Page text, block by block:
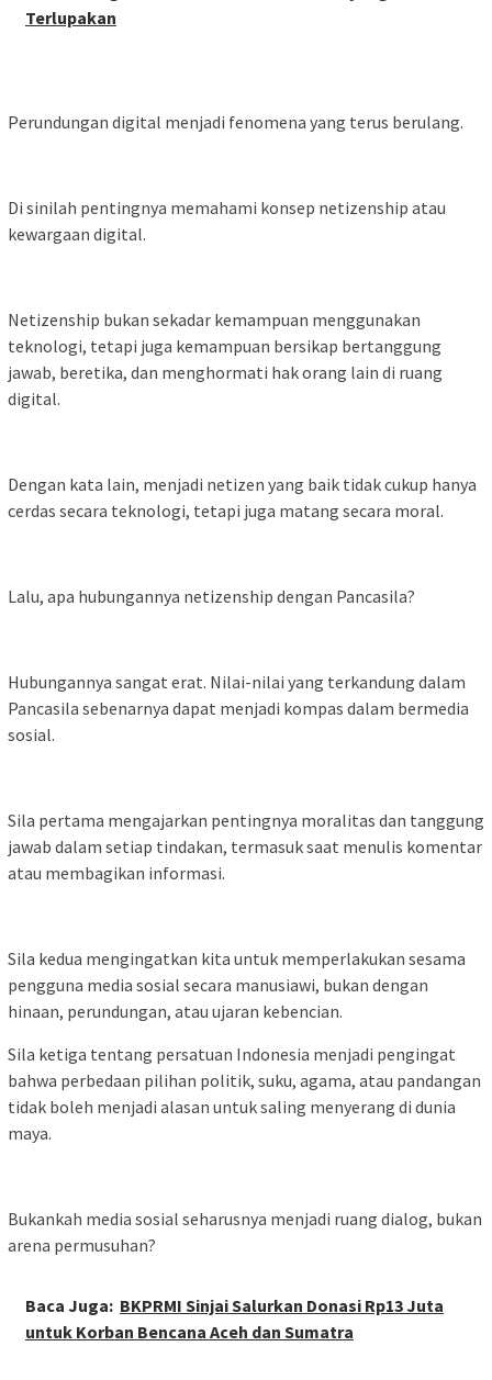
Terlupakan
Perundungan digital menjadi fenomena yang terus berulang.
Di sinilah pentingnya memahami konsep netizenship atau
kewargaan digital.
Netizenship bukan sekadar kemampuan menggunakan
teknologi, tetapi juga kemampuan bersikap bertanggung
jawab, beretika, dan menghormati hak orang lain di ruang
digital.
Dengan kata lain, menjadi netizen yang baik tidak cukup hanya
cerdas secara teknologi, tetapi juga matang secara moral.
Lalu, apa hubungannya netizenship dengan Pancasila?
Hubungannya sangat erat. Nilai-nilai yang terkandung dalam
Pancasila sebenarnya dapat menjadi kompas dalam bermedia
sosial.
Sila pertama mengajarkan pentingnya moralitas dan tanggung
jawab dalam setiap tindakan, termasuk saat menulis komentar
atau membagikan informasi.
Sila kedua mengingatkan kita untuk memperlakukan sesama
pengguna media sosial secara manusiawi, bukan dengan
hinaan, perundungan, atau ujaran kebencian.
Sila ketiga tentang persatuan Indonesia menjadi pengingat
bahwa perbedaan pilihan politik, suku, agama, atau pandangan
tidak boleh menjadi alasan untuk saling menyerang di dunia
maya.
Bukankah media sosial seharusnya menjadi ruang dialog, bukan
arena permusuhan?
Baca Juga: BKPRMI Sinjai Salurkan Donasi Rp13 Juta
untuk Korban Bencana Aceh dan Sumatra